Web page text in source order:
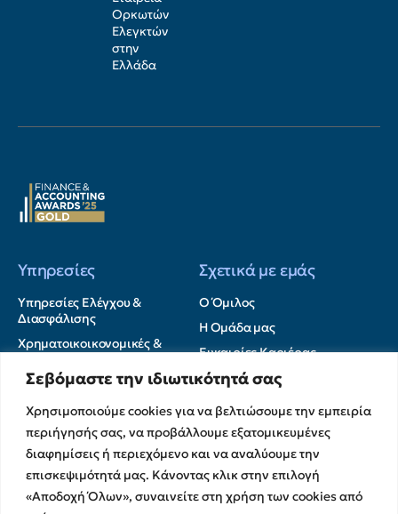
Σεβόμαστε την ιδιωτικότητά σας
Χρησιμοποιούμε cookies για να βελτιώσουμε την εμπειρία
περιήγησής σας, να προβάλλουμε εξατομικευμένες
διαφημίσεις ή περιεχόμενο και να αναλύουμε την
επισκεψιμότητά μας. Κάνοντας κλικ στην επιλογή
«Αποδοχή Όλων», συναινείτε στη χρήση των cookies από
Ορκωτών
Ελεγκτών
στην
Ελλάδα
Υπηρεσίες
Υπηρεσίες Ελέγχου &
Διασφάλισης
Χρηματοικοικονομικές &
Υπηρεσίες Ανάπτυξης και
Λογιστικές & Φορολογικές
Υπηρεσίες
Σχετικά με εμάς
Ο Όμιλος
Η Ομάδα μας
Ευκαιρίες Καριέρας
Στρατηγικές Συνεργασίες
Memberships
Εκθέσεις Διαφάνειας
Επικοινωνία
Insights